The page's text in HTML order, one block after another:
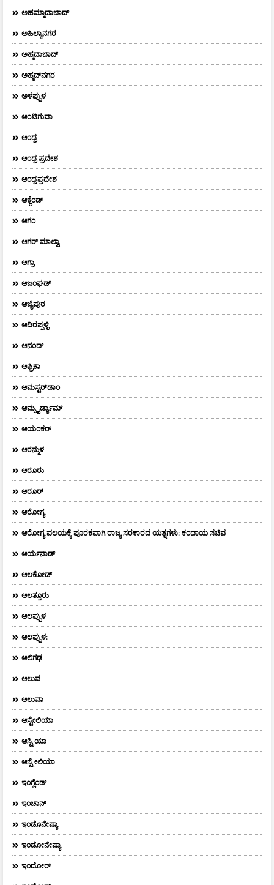
ಅಹಮ್ಮಾದಾಬಾದ್
ಅಹಿಲ್ಯಾನಗರ
ಅಹ್ಮದಾಬಾದ್
ಅಹ್ಮದ್‌ನಗರ
ಅಳಪ್ಪುಳ
ಆಂಟಿಗುವಾ
ಆಂಧ್ರ
ಆಂಧ್ರ ಪ್ರದೇಶ
ಆಂಧ್ರಪ್ರದೇಶ
ಆಕ್ಲೆಂಡ್
ಆಗಂ
ಆಗರ್‌ ಮಾಲ್ವಾ
ಆಗ್ರಾ
ಆಜಂಘಡ್
ಆಜೈಪುರ
ಆದಿರಪ್ಪಳ್ಳಿ
ಆನಂದ್‌
ಆಫ್ರಿಕಾ
ಆಮಸ್ಟರ್‌ಡಾಂ
ಆಮ್ಸ್ಟರ್ಡ್ಯಾಮ್
ಆಯಂಕರ್
ಆರನ್ಮುಳ
ಆರೂರು
ಆರೂರ್
ಆರೋಗ್ಯ
ಆರೋಗ್ಯ ವಲಯಕ್ಕೆ ಪೂರಕವಾಗಿ ರಾಜ್ಯ ಸರಕಾರದ ಯತ್ನಗಳು: ಕಂದಾಯ ಸಚಿವ
ಆರ್ಯನಾಡ್
ಆಲಕೋಡ್
ಆಲತ್ತೂರು
ಆಲಪ್ಪುಳ
ಆಲಪ್ಪುಳ:
ಆಲಿಗಢ
ಆಲುವ
ಆಲುವಾ
ಆಸ್ಟೇಲಿಯಾ
ಆಸ್ಟ್ರಿಯಾ
ಆಸ್ಟ್ರೇಲಿಯಾ
ಇಂಗ್ಲೆಂಡ್
ಇಂಚಾನ್
ಇಂಡೊನೇಷ್ಯಾ
ಇಂಡೋನೇಷ್ಯಾ
ಇಂದೋರ್